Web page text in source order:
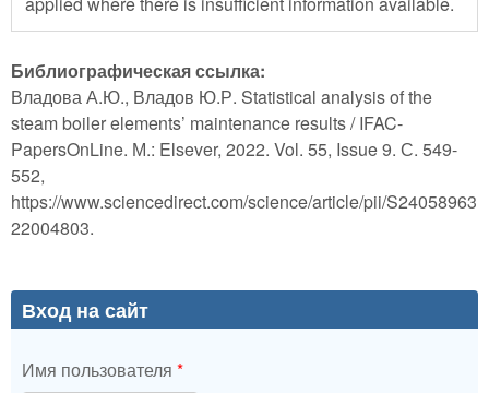
Библиографическая ссылка:
Владова А.Ю., Владов Ю.Р. Statistical analysis of the
steam boiler elements’ maintenance results / IFAC-
PapersOnLine. М.: Elsever, 2022. Vol. 55, Issue 9. С. 549-
552,
https://www.sciencedirect.com/science/article/pii/S24058963
22004803.
Вход на сайт
Имя пользователя *